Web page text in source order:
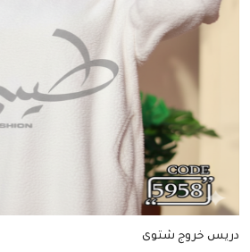
دريس خروج شتوى